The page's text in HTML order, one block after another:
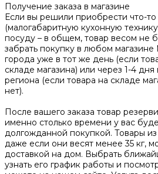
Получение заказа в магазине
Если вы решили приобрести что-
(малогабаритную кухонную
посуду – в общем, товар весом не
забрать покупку в любом
города уже в тот же день (если
складе магазина) или через 1-4 дня
региона (если товара на складе
нет).
После вашего заказа товар
именно столько времени у вас
долгожданной покупкой. Товары
даже если они весят менее 35 кг,
доставкой на дом. Выбрать
узнать его график работы и